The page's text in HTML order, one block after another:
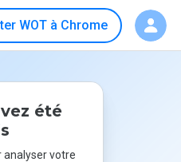
WOT à Chrome
été
analyser votre